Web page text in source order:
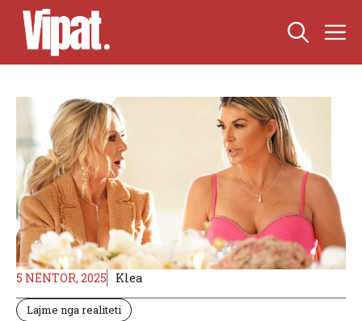
Skip
content
5 NËNTOR, 2025 Klea
Lajme nga realiteti